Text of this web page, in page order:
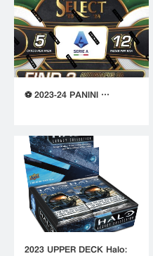
⚽ 2023-24 PANINI …
2023 UPPER DECK Halo: